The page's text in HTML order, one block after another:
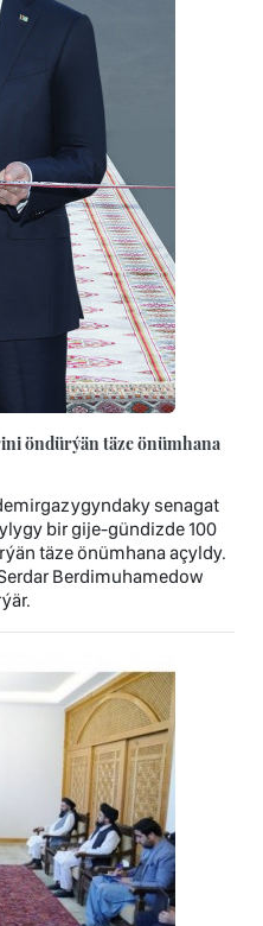
öndürýän täze önümhana
senagat
bir gije-gündizde 100
täze önümhana açyldy.
Berdimuhamedow